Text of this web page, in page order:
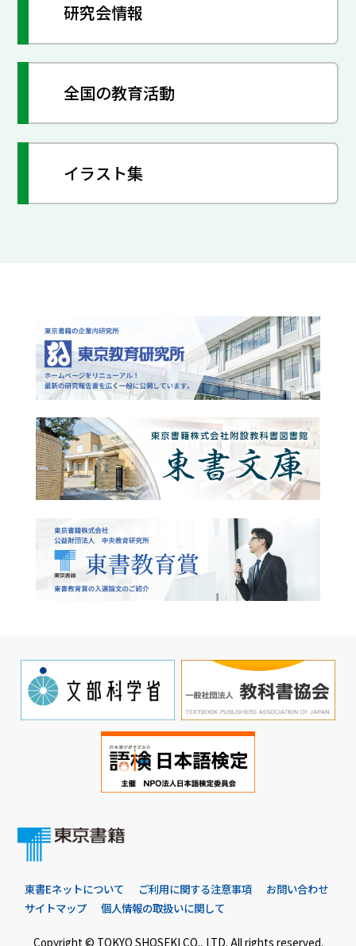
研究会情報
全国の教育活動
イラスト集
東書Eネットについて ご利用に関する注意事項
お問い合わせ
サイトマップ
個人情報の取扱いに関して
Copyright © TOKYO SHOSEKI CO., LTD. All rights reserved.